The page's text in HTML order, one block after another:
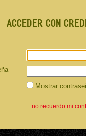
ACCEDER CON
Mostrar
no recuerdo mi